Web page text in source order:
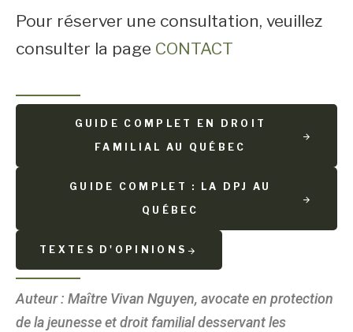
Pour réserver une consultation, veuillez
consulter la page CONTACT
GUIDE COMPLET EN DROIT
FAMILIAL AU QUÉBEC
GUIDE COMPLET : LA DPJ AU
QUÉBEC
TEXTES D'OPINIONS
Auteur : Maître Vivan Nguyen, avocate en protection
de la jeunesse et droit familial desservant les